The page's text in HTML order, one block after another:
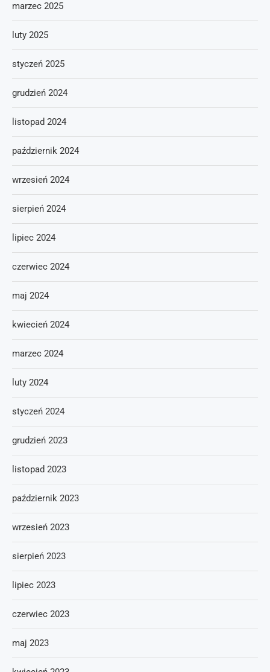
marzec 2025
luty 2025
styczeń 2025
grudzień 2024
listopad 2024
październik 2024
wrzesień 2024
sierpień 2024
lipiec 2024
czerwiec 2024
maj 2024
kwiecień 2024
marzec 2024
luty 2024
styczeń 2024
grudzień 2023
listopad 2023
październik 2023
wrzesień 2023
sierpień 2023
lipiec 2023
czerwiec 2023
maj 2023